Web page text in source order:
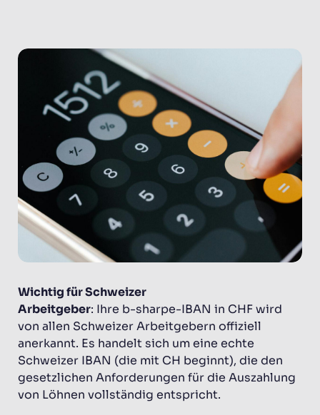
Wichtig für Schweizer
Arbeitgeber: Ihre b-sharpe-IBAN in CHF wird
von allen Schweizer Arbeitgebern offiziell
anerkannt. Es handelt sich um eine echte
Schweizer IBAN (die mit CH beginnt), die den
gesetzlichen Anforderungen für die Auszahlung
von Löhnen vollständig entspricht.